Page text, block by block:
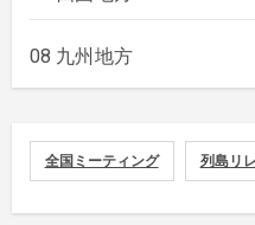
08 九州地方
全国ミーティング 列島リ